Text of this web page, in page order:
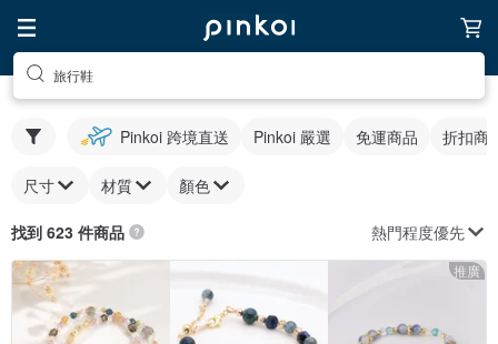
旅行鞋
Pinkoi 跨境直送 Pinkoi 嚴選 免運商品 折扣商
尺寸 材質 顏色
找到 623 件商品 熱門程度優先
推廣